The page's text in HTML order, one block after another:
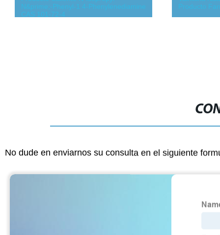
N&prime;-Phenyl-1 4-Phenylenediamine
CAS 101-72-4
Producto
No dude en enviarnos su consulta en el siguiente